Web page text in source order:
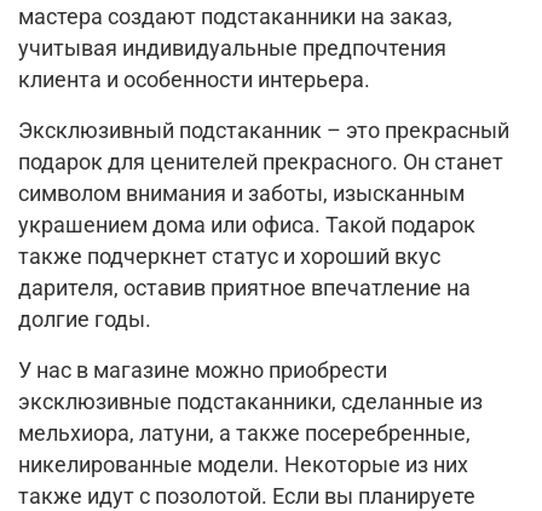
мастера создают подстаканники на заказ,
учитывая индивидуальные предпочтения
клиента и особенности интерьера.
Эксклюзивный подстаканник – это прекрасный
подарок для ценителей прекрасного. Он станет
символом внимания и заботы, изысканным
украшением дома или офиса. Такой подарок
также подчеркнет статус и хороший вкус
дарителя, оставив приятное впечатление на
долгие годы.
У нас в магазине можно приобрести
эксклюзивные подстаканники, сделанные из
мельхиора, латуни, а также посеребренные,
никелированные модели. Некоторые из них
также идут с позолотой. Если вы планируете